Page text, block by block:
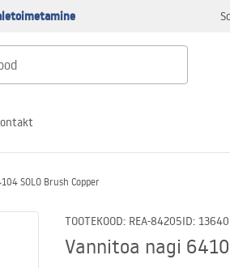
SOLO Brush Copper
TOOTEKOOD: REA-84205ID: 13640
Vannitoa nagi